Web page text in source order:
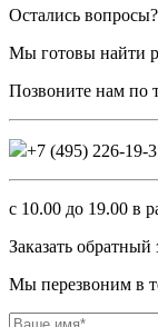
Остались вопросы?
Мы готовы найти
Позвоните нам по
+7 (495) 226-19-
с 10.00 до 19.00 в
Заказать обратный
Мы перезвоним в